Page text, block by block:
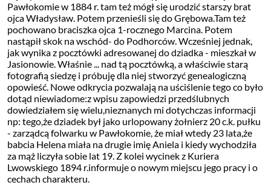
Pawłokomie w 1884 r. tam też mógł się urodzić starszy brat
ojca Władysław. Potem przenieśli się do Grębowa.Tam też
pochowano braciszka ojca 1-rocznego Marcina. Potem
nastąpił skok na wschód- do Podhorców. Wcześniej jednak,
jak wynika z pocztówki adresowanej do dziadka - mieszkał w
Jasionowie. Właśnie ... nad tą pocztówką, a właściwie starą
fotografią siedzę i próbuję dla niej stworzyć genealogiczną
opowieść. Nowe odkrycia pozwalają na uściślenie tego co było
dotąd niewiadome:z wpisu zapowiedzi przedślubnych
dowiedziałem się wielu,nieznanych mi dotychczas informacji
np: tego,że dziadek był jako urlopowany żołnierz 20 c.k. pułku
- zarządcą folwarku w Pawłokomie, że miał wtedy 23 lata,że
babcia Helena miała na drugie imię Aniela i kiedy wychodziła
za mąż liczyła sobie lat 19. Z kolei wycinek z Kuriera
Lwowskiego 1894 r.informuje o nowym miejscu jego pracy i o
cechach charakteru.